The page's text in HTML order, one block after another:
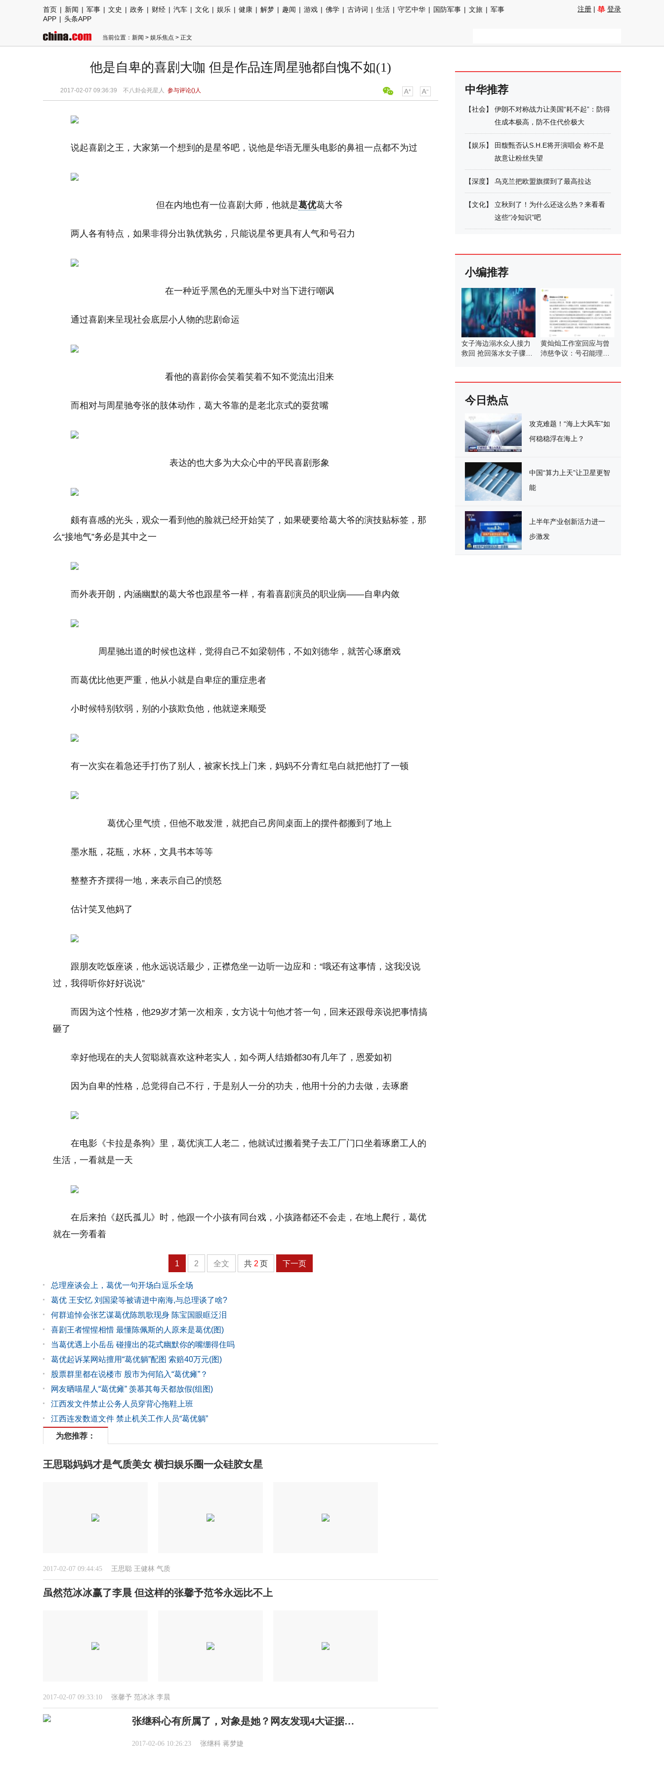
首页 | 新闻 | 军事 | 文史 | 政务 | 财经 | 汽车 | 文化 | 娱乐 | 健康 | 解梦 | 趣闻 | 游戏 | 佛学 | 古诗词 | 生活 | 守艺中华 | 国防军事 | 文旅 | 军事
APP | 头条APP
注册 | 登录
当前位置： 新闻 > 娱乐焦点 > 正文
他是自卑的喜剧大咖 但是作品连周星驰都自愧不如(1)
2017-02-07 09:36:39 不八卦会死星人 参与评论()人
说起喜剧之王，大家第一个想到的是星爷吧，说他是华语无厘头电影的鼻祖一点都不为过
但在内地也有一位喜剧大师，他就是葛优葛大爷
两人各有特点，如果非得分出孰优孰劣，只能说星爷更具有人气和号召力
在一种近乎黑色的无厘头中对当下进行嘲讽
通过喜剧来呈现社会底层小人物的悲剧命运
看他的喜剧你会笑着笑着不知不觉流出泪来
而相对与周星驰夸张的肢体动作，葛大爷靠的是老北京式的耍贫嘴
表达的也大多为大众心中的平民喜剧形象
颇有喜感的光头，观众一看到他的脸就已经开始笑了，如果硬要给葛大爷的演技贴标签，那
么“接地气”务必是其中之一
而外表开朗，内涵幽默的葛大爷也跟星爷一样，有着喜剧演员的职业病——自卑内敛
周星驰出道的时候也这样，觉得自己不如梁朝伟，不如刘德华，就苦心琢磨戏
而葛优比他更严重，他从小就是自卑症的重症患者
小时候特别软弱，别的小孩欺负他，他就逆来顺受
有一次实在着急还手打伤了别人，被家长找上门来，妈妈不分青红皂白就把他打了一顿
葛优心里气愤，但他不敢发泄，就把自己房间桌面上的摆件都搬到了地上
墨水瓶，花瓶，水杯，文具书本等等
整整齐齐摆得一地，来表示自己的愤怒
估计笑叉他妈了
跟朋友吃饭座谈，他永远说话最少，正襟危坐一边听一边应和：“哦还有这事情，这我没说
过，我得听你好好说说”
而因为这个性格，他29岁才第一次相亲，女方说十句他才答一句，回来还跟母亲说把事情搞
砸了
幸好他现在的夫人贺聪就喜欢这种老实人，如今两人结婚都30有几年了，恩爱如初
因为自卑的性格，总觉得自己不行，于是别人一分的功夫，他用十分的力去做，去琢磨
在电影《卡拉是条狗》里，葛优演工人老二，他就试过搬着凳子去工厂门口坐着琢磨工人的
生活，一看就是一天
在后来拍《赵氏孤儿》时，他跟一个小孩有同台戏，小孩路都还不会走，在地上爬行，葛优
就在一旁看着
1 2 全文 共 2 页 下一页
总理座谈会上，葛优一句开场白逗乐全场
葛优 王安忆 刘国梁等被请进中南海,与总理谈了啥?
何群追悼会张艺谋葛优陈凯歌现身 陈宝国眼眶泛泪
喜剧王者惺惺相惜 最懂陈佩斯的人原来是葛优(图)
当葛优遇上小岳岳 碰撞出的花式幽默你的嘴绷得住吗
葛优起诉某网站擅用“葛优躺”配图 索赔40万元(图)
股票群里都在说楼市 股市为何陷入“葛优瘫”？
网友晒喵星人“葛优瘫” 羡慕其每天都放假(组图)
江西发文件禁止公务人员穿背心拖鞋上班
江西连发数道文件 禁止机关工作人员“葛优躺”
为您推荐：
王思聪妈妈才是气质美女 横扫娱乐圈一众硅胶女星
2017-02-07 09:44:45 王思聪 王健林 气质
虽然范冰冰赢了李晨 但这样的张馨予范爷永远比不上
2017-02-07 09:33:10 张馨予 范冰冰 李晨
张继科心有所属了，对象是她？网友发现4大证据…
2017-02-06 10:26:23 张继科 蒋梦婕
中华推荐
【社会】
伊朗不对称战力让美国“耗不起”：防得
住成本极高，防不住代价极大
【娱乐】
田馥甄否认S.H.E将开演唱会 称不是
故意让粉丝失望
【深度】 乌克兰把欧盟旗摆到了最高拉达
【文化】
立秋到了！为什么还这么热？来看看
这些“冷知识”吧
小编推荐
女子海边溺水众人接力
救回 抢回落水女子骤停
黄灿灿工作室回应与曾
沛慈争议：号召能理智
今日热点
攻克难题！“海上大风车”如
何稳稳浮在海上？
中国“算力上天”让卫星更智
能
上半年产业创新活力进一
步激发